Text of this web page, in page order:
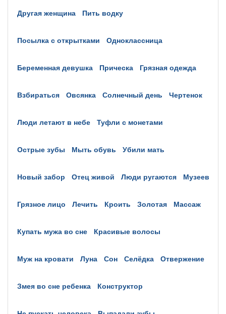
другая женщина пить водку
посылка с открытками одноклассница
беременная девушка прическа грязная одежда
взбираться овсянка солнечный день чертенок
люди летают в небе туфли с монетами
острые зубы мыть обувь убили мать
новый забор отец живой люди ругаются музеев
грязное лицо лечить кроить золотая массаж
купать мужа во сне красивые волосы
муж на кровати луна сон селёдка отвержение
змея во сне ребенка конструктор